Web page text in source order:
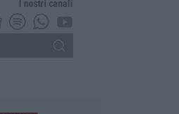
I nostri canali